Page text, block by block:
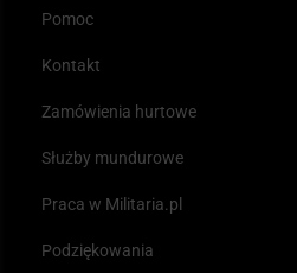
Pomoc
Kontakt
Zamówienia hurtowe
Służby mundurowe
Praca w Militaria.pl
Podziękowania